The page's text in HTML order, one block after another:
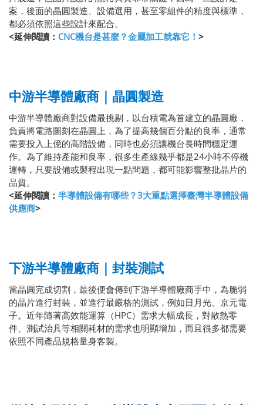
案，後面的晶圓製造、設備選用，甚至零組件的精度與標準，
都必須依照這些設計來配合。
<延伸閱讀： CNC機台是甚麼？金屬加工就靠它！ >
中游半導體廠商｜晶圓製造
中游半導體廠商對設備最挑剔，以台積電為首建立的晶圓廠，
負責將電路圖刻在晶圓上，為了提高幾個百分點的良率，通常
需要投入上億的高階設備，同時也必須讓機台長時間穩定運
作。為了維持產能和良率，很多生產線幾乎都是24小時不停機
運轉，只要設備或製程出現一點問題，都可能影響整批晶片的
品質。
<延伸閱讀： 半導體設備有哪些？3大重點選擇臺灣半導體設備
供應商>
下游半導體廠商｜封裝測試
當晶圓完成切割，最後便會傳到下游半導體廠商手中，為脆弱
的晶片進行封裝，並進行最嚴格的測試，例如日月光、京元電
子。近年隨著高效能運算（HPC）需求大幅成長，對散熱零
件、測試治具等相關耗材的需求也明顯增加，而且很多都需要
依照不同產品規格量身客製。